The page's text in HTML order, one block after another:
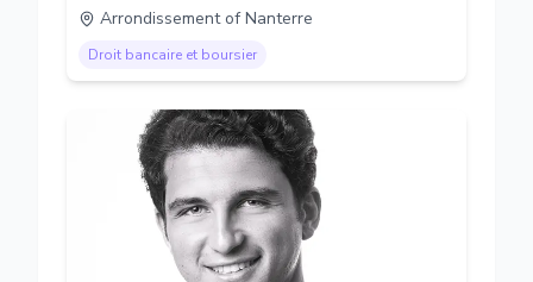
Arrondissement of Nanterre
Droit bancaire et boursier